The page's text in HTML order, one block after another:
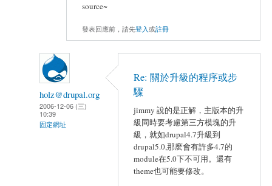
source~
發表回應前，請先登入或註冊
holz@drupal.org
2006-12-06 (三)
10:39
固定網址
Re: 關於升級的程序或步
驟
jimmy 說的是正解，主版本的升
級同時要考慮第三方模塊的升
級，就如drupal4.7升級到
drupal5.0,那麽會有許多4.7的
module在5.0下不可用。還有
theme也可能要修改。